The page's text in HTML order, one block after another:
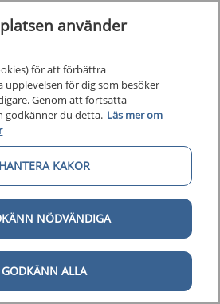
över 12 år, 1,5 mg.
period. Natriumfluorid med
förskrivas på recept och ingår i
effekt.
interaktioner.
använder
för att förbättra
upplevelsen för dig som besöker
Genom att fortsätta
godkänner du detta. Läs mer om
HANTERA KAKOR
NÖDVÄNDIGA
GODKÄNN ALLA